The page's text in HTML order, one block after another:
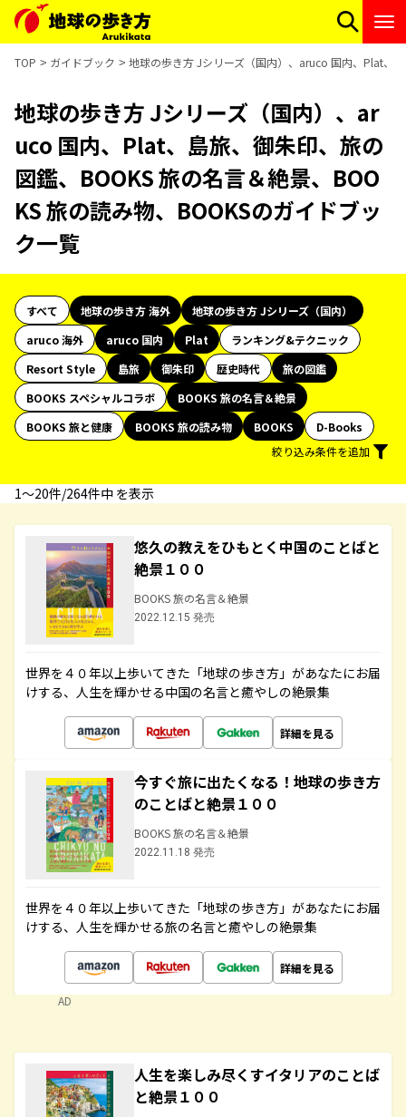
TOP ガイドブック 地球の歩き方 Jシリーズ（国内）、aruco 国内、Plat、
地球の歩き方 Jシリーズ（国内）、ar
uco 国内、Plat、島旅、御朱印、旅の
図鑑、BOOKS 旅の名言＆絶景、BOO
KS 旅の読み物、BOOKSのガイドブッ
ク一覧
すべて 地球の歩き方 海外
地球の歩き方 Jシリーズ（国内）
aruco 海外
aruco 国内 Plat
ランキング&テクニック
Resort Style
島旅 御朱印 歴史時代
旅の図鑑
BOOKS スペシャルコラボ
BOOKS 旅の名言＆絶景
BOOKS 旅と健康
BOOKS 旅の読み物 BOOKS
D-Books
絞り込み条件を追加
1〜20件/264件中 を表示
悠久の教えをひもとく中国のことばと
絶景１００
BOOKS 旅の名言＆絶景
2022.12.15 発売
世界を４０年以上歩いてきた「地球の歩き方」があなたにお届
けする、人生を輝かせる中国の名言と癒やしの絶景集
詳細を見る
今すぐ旅に出たくなる！地球の歩き方
のことばと絶景１００
BOOKS 旅の名言＆絶景
2022.11.18 発売
世界を４０年以上歩いてきた「地球の歩き方」があなたにお届
けする、人生を輝かせる旅の名言と癒やしの絶景集
詳細を見る
AD
人生を楽しみ尽くすイタリアのことば
と絶景１００